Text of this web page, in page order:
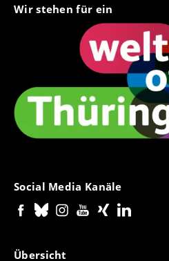
Wir stehen für ein
Social Media Kanäle
Übersicht